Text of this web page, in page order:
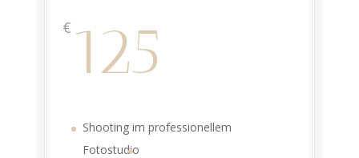
€ 125
Shooting im professionellem
Fotostudio